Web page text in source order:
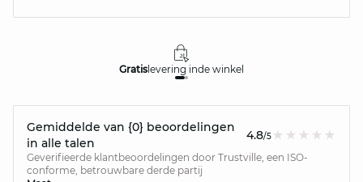
Gratislevering inde winkel
Gemiddelde van {0} beoordelingen
in alle talen
4.8/5
Geverifieerde klantbeoordelingen door Trustville, een ISO-
conforme, betrouwbare derde partij